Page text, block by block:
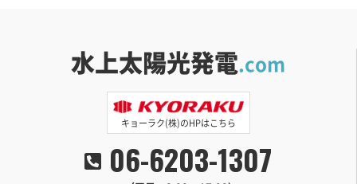
水上太陽光発電.com
キョーラク(株)のHPはこちら
06-6203-1307